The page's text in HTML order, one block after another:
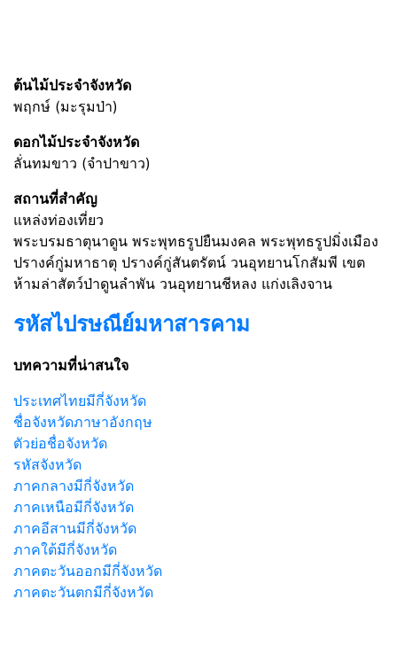
ต้นไม้ประจำจังหวัด
พฤกษ์ (มะรุมป่า)
ดอกไม้ประจำจังหวัด
ลั่นทมขาว (จำปาขาว)
สถานที่สำคัญ
แหล่งท่องเที่ยว
พระบรมธาตุนาดูน พระพุทธรูปยืนมงคล พระพุทธรูปมิ่งเมือง
ปรางค์กู่มหาธาตุ ปรางค์กู่สันตรัตน์ วนอุทยานโกสัมพี เขต
ห้ามล่าสัตว์ป่าดูนลำพัน วนอุทยานชีหลง แก่งเลิงจาน
รหัสไปรษณีย์มหาสารคาม
บทความที่น่าสนใจ
ประเทศไทยมีกี่จังหวัด
ชื่อจังหวัดภาษาอังกฤษ
ตัวย่อชื่อจังหวัด
รหัสจังหวัด
ภาคกลางมีกี่จังหวัด
ภาคเหนือมีกี่จังหวัด
ภาคอีสานมีกี่จังหวัด
ภาคใต้มีกี่จังหวัด
ภาคตะวันออกมีกี่จังหวัด
ภาคตะวันตกมีกี่จังหวัด